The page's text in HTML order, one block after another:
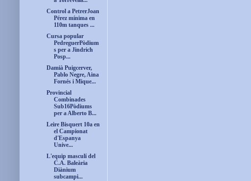
Control a PetrerJoan
Pérez mínima en
110m tanques ...
Cursa popular
PedreguerPòdium
s per a Jindrich
Posp...
Damià Puigcerver,
Pablo Negre, Aina
Fornés i Mique...
Provincial
Combinades
Sub16Pòdiums
per a Alberto B...
Leire Bisquert 10a en
el Campionat
d'Espanya
Unive...
L'equip masculí del
C.A. Baleària
Diànium
subcampi...